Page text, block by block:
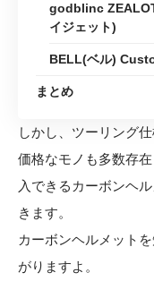
godblinc
イジェット)
BELL(ベル)
まとめ
しかし、ツーリング
価格なモノも多数存
入できるカーボンヘ
きます。
カーボンヘルメット
がりますよ。